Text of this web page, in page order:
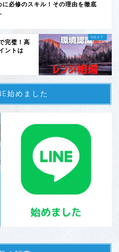
に必修のスキル！その理由を徹底
完璧！高
ントは
始めました